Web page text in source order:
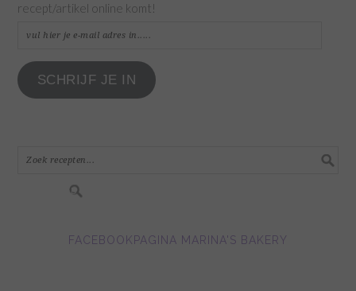
recept/artikel online komt!
vul
je
e-
SCHRIJF JE IN
FACEBOOKPAGINA MARINA'S BAKERY